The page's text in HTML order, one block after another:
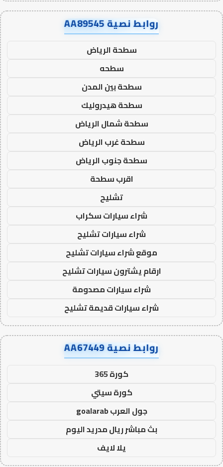
روابط نصية AA89545
سطحة الرياض
سطحه
سطحة بين المدن
سطحة هيدروليك
سطحة شمال الرياض
سطحة غرب الرياض
سطحة جنوب الرياض
اقرب سطحة
تشليح
شراء سيارات سكراب
شراء سيارات تشليح
موقع شراء سيارات تشليح
ارقام يشترون سيارات تشليح
شراء سيارات مصدومة
شراء سيارات قديمة تشليح
روابط نصية AA67449
كورة 365
كورة سيتي
جول العرب goalarab
بث مباشر ريال مدريد اليوم
يلا لايف